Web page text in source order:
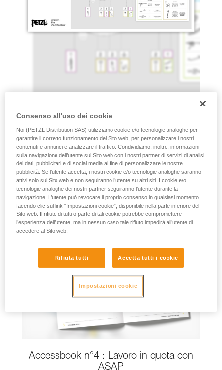
Poster Pro n. 4: Norme internazionali dei
prodotti Petzl per i lavori in quota
Maggiori informazioni
Accessbook n°4 : Lavoro in quota con
ASAP
Consenso all'uso dei cookie
Noi (PETZL Distribution SAS) utilizziamo cookie e/o tecnologie analoghe per
garantire il corretto funzionamento del Sito web, per personalizzare i nostri
contenuti e annunci e analizzare il traffico. Condividiamo, inoltre, informazioni
sulla navigazione dell’utente sul Sito web con i nostri partner di servizi di analisi
dei dati, pubblicitari e di social media al fine di personalizzare le nostre
pubblicità. Se l’utente accetta, i nostri cookie e/o tecnologie analoghe saranno
attivi solo sul Sito web e non seguiranno l’utente su altri siti. I cookie e/o
tecnologie analoghe dei nostri partner seguiranno l’utente durante la
navigazione. L’utente può revocare il proprio consenso in qualsiasi momento
facendo clic sul link “Impostazioni cookie”, disponibile nella parte inferiore del
Sito web. Il rifiuto di tutti o parte di tali cookie potrebbe compromettere
l’esperienza dell’utente, ma in nessun caso tale rifiuto impedirà all’utente di
accedere al Sito web.
Rifiuta tutti Accetta tutti i cookie
Impostazioni cookie